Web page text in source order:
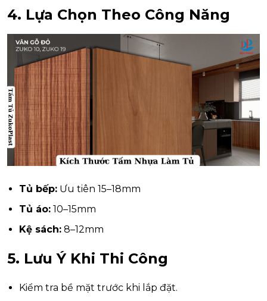
4. Lựa Chọn Theo Công Năng
Tủ bếp: Ưu tiên 15–18mm
Tủ áo: 10–15mm
Kệ sách: 8–12mm
5. Lưu Ý Khi Thi Công
Kiểm tra bề mặt trước khi lắp đặt.